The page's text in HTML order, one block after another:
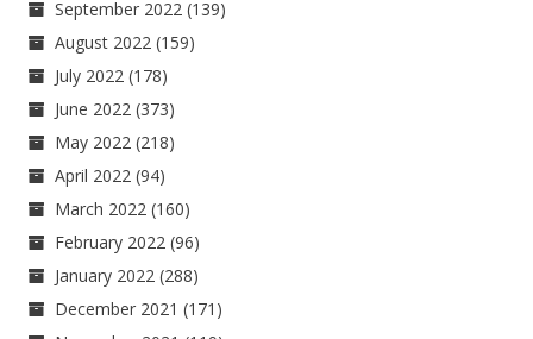
September 2022 (139)
August 2022 (159)
July 2022 (178)
June 2022 (373)
May 2022 (218)
April 2022 (94)
March 2022 (160)
February 2022 (96)
January 2022 (288)
December 2021 (171)